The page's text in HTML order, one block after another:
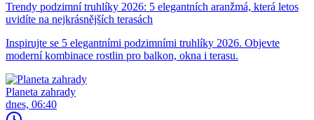
Trendy podzimní truhlíky 2026: 5 elegantních aranžmá, která letos
uvidíte na nejkrásnějších terasách
Inspirujte se 5 elegantními podzimními truhlíky 2026. Objevte
moderní kombinace rostlin pro balkon, okna i terasu.
Planeta zahrady
dnes, 06:40